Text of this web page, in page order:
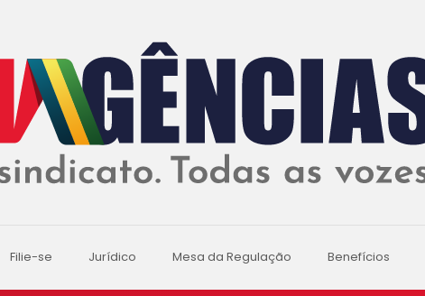
Filie-se Jurídico Mesa da Regulação Benefícios